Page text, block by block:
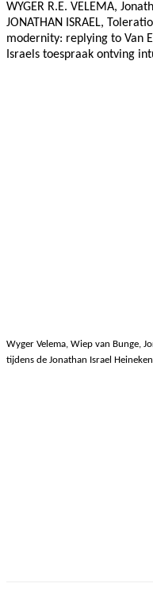
WYGER R.E. VELEMA,
JONATHAN ISRAEL,
modernity: replying to Van
Israels toespraak ontving
Wyger Velema, Wiep van Bunge,
tijdens de Jonathan Israel